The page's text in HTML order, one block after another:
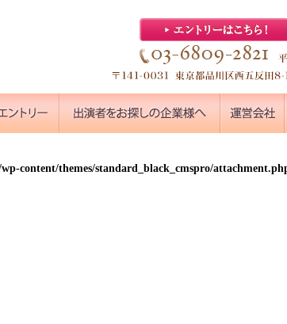
content/themes/standard_black_cmspro/